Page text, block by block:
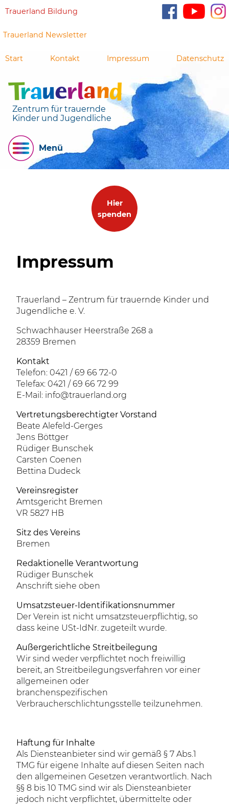
Trauerland Bildung
Trauerland Newsletter
Start Kontakt Impressum Datenschutz
Zentrum für trauernde
Kinder und Jugendliche
Menü
Hier
spenden
Impressum
Trauerland – Zentrum für trauernde Kinder und
Jugendliche e. V.
Schwachhauser Heerstraße 268 a
28359 Bremen
Kontakt
Telefon: 0421 / 69 66 72-0
Telefax: 0421 / 69 66 72 99
E-Mail: info@trauerland.org
Vertretungsberechtigter Vorstand
Beate Alefeld-Gerges
Jens Böttger
Rüdiger Bunschek
Carsten Coenen
Bettina Dudeck
Vereinsregister
Amtsgericht Bremen
VR 5827 HB
Sitz des Vereins
Bremen
Redaktionelle Verantwortung
Rüdiger Bunschek
Anschrift siehe oben
Umsatzsteuer-Identifikationsnummer
Der Verein ist nicht umsatzsteuerpflichtig, so
dass keine USt-IdNr. zugeteilt wurde.
Außergerichtliche Streitbeilegung
Wir sind weder verpflichtet noch freiwillig
bereit, an Streitbeilegungsverfahren vor einer
allgemeinen oder
branchenspezifischen
Verbraucherschlichtungsstelle teilzunehmen.
Haftung für Inhalte
Als Diensteanbieter sind wir gemäß § 7 Abs.1
TMG für eigene Inhalte auf diesen Seiten nach
den allgemeinen Gesetzen verantwortlich. Nach
§§ 8 bis 10 TMG sind wir als Diensteanbieter
jedoch nicht verpflichtet, übermittelte oder